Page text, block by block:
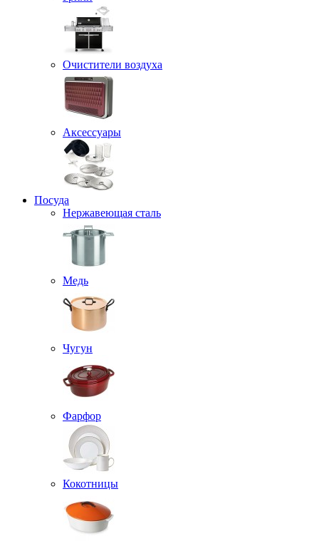
Очистители воздуха
Аксессуары
Посуда
Нержавеющая сталь
Медь
Чугун
Фарфор
Кокотницы